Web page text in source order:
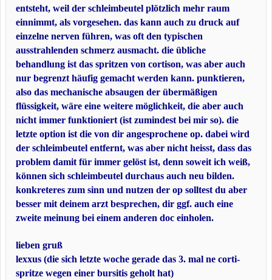
entsteht, weil der schleimbeutel plötzlich mehr raum
einnimmt, als vorgesehen. das kann auch zu druck auf
einzelne nerven führen, was oft den typischen
ausstrahlenden schmerz ausmacht. die übliche
behandlung ist das spritzen von cortison, was aber auch
nur begrenzt häufig gemacht werden kann. punktieren,
also das mechanische absaugen der übermäßigen
flüssigkeit, wäre eine weitere möglichkeit, die aber auch
nicht immer funktioniert (ist zumindest bei mir so). die
letzte option ist die von dir angesprochene op. dabei wird
der schleimbeutel entfernt, was aber nicht heisst, dass das
problem damit für immer gelöst ist, denn soweit ich weiß,
können sich schleimbeutel durchaus auch neu bilden.
konkreteres zum sinn und nutzen der op solltest du aber
besser mit deinem arzt besprechen, dir ggf. auch eine
zweite meinung bei einem anderen doc einholen.
lieben gruß
lexxus (die sich letzte woche gerade das 3. mal ne corti-
spritze wegen einer bursitis geholt hat)